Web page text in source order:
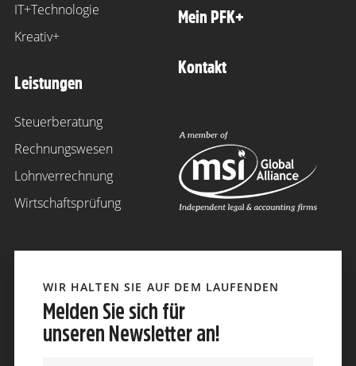
IT+Technologie
Kreativ+
Leistungen
Steuerberatung
Rechnungswesen
Lohnverrechnung
Wirtschaftsprüfung
Mein PFK+
Kontakt
WIR HALTEN SIE AUF DEM LAUFENDEN
Melden Sie sich für
unseren Newsletter an!